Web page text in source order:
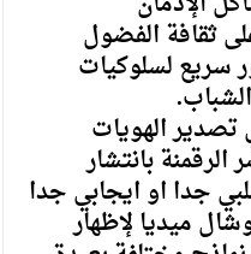
ثقافة الفضول
سريع لسلوكيات
الهويات
بانتشار
جدا او ايجابي جدا
ميديا لإظهار